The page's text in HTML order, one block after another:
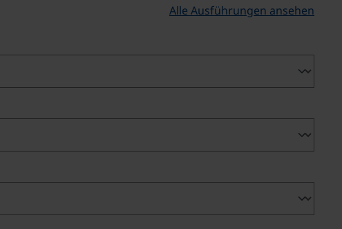
Alle Ausführungen ansehen